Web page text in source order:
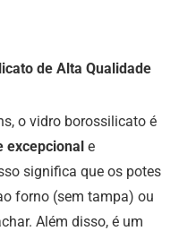
de Alta Qualidade
o vidro borossilicato é
excepcional e
significa que os potes
forno (sem tampa) ou
Além disso, é um